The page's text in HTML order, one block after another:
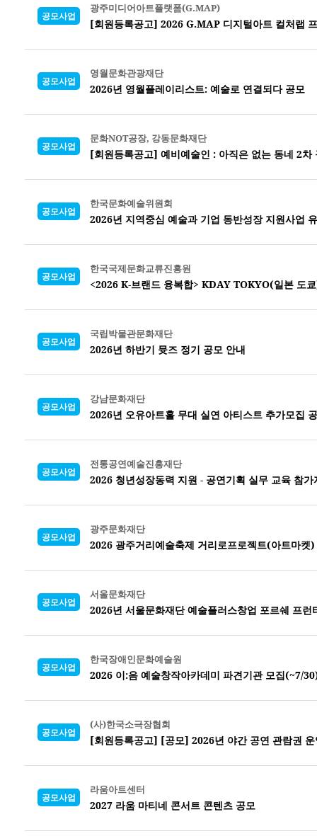
공모사업
광주미디어아트플랫폼(G.MAP)
[회원등록공고] 2026 G.MAP 디지털아트 컬처랩
공모사업
영월문화관광재단
2026년 영월플레이리스트: 예술로 연결되다 공모
공모사업
문화NOT공장, 강동문화재단
[회원등록공고] 예비예술인 : 아직은 없는 동네 2차
공모사업
한국문화예술위원회
2026년 지역중심 예술과 기업 동반성장 지원사업
공모사업
한국국제문화교류진흥원
<2026 K-브랜드 융복합> KDAY TOKYO(일본 도
공모사업
국립박물관문화재단
2026년 하반기 뮷즈 정기 공모 안내
공모사업
강남문화재단
2026년 오유아트홀 무대 실연 아티스트 추가모집
공모사업
전통공연예술진흥재단
2026 청년성장동력 지원 - 공연기획 실무 교육 참가
공모사업
광주문화재단
2026 광주거리예술축제 거리로프로젝트(아트마켓
공모사업
서울문화재단
2026년 서울문화재단 예술플러스창업 포르쉐 프런
공모사업
한국장애인문화예술원
2026 이:음 예술창작아카데미 파견기관 모집(~7/
공모사업
(사)한국소극장협회
[회원등록공고] [공모] 2026년 야간 공연 관람권 운
공모사업
라움아트센터
2027 라움 마티네 콘서트 콘텐츠 공모